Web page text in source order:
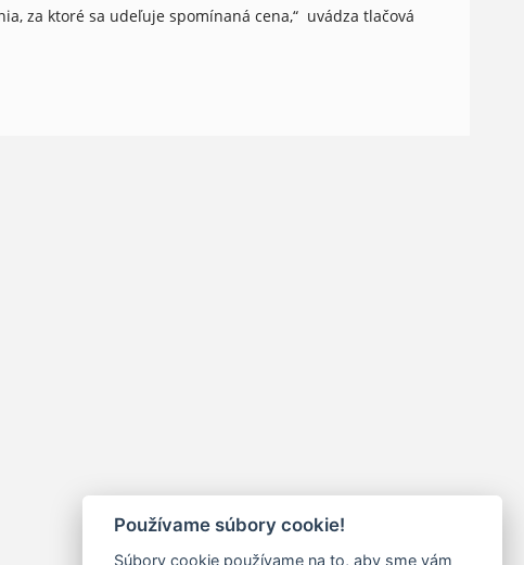
za ktoré sa udeľuje spomínaná cena,“ uvádza tlačová
Používame súbory cookie!
Súbory cookie používame na to, aby sme vám